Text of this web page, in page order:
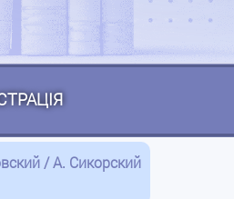
/ А. Сикорский